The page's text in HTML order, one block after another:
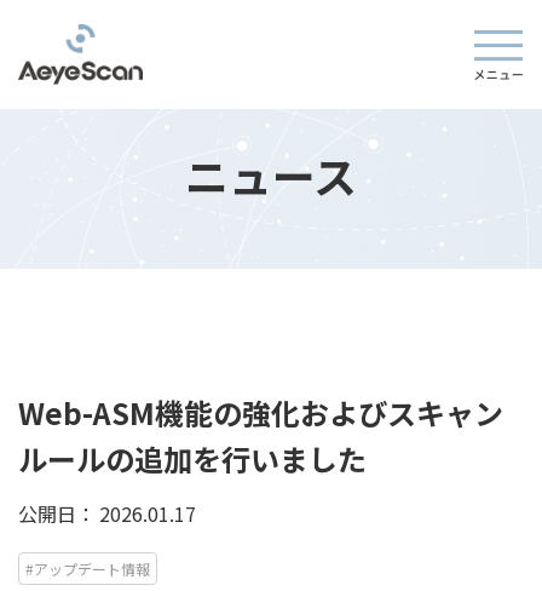
ニュース
Web-ASM機能の強化およびスキャン
ルールの追加を行いました
公開日： 2026.01.17
#アップデート情報